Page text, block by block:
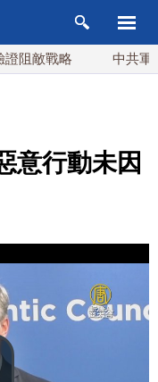
戰略 中共軍艦撞
意行動未因